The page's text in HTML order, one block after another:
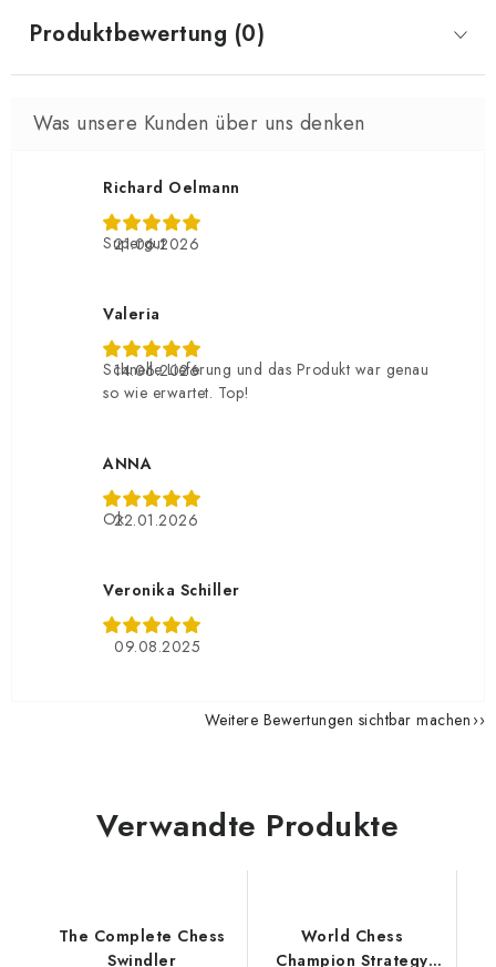
Produktbewertung (0)
Richard Oelmann
21.06.2026
Supergut
Valeria
14.06.2026
Schnelle Lieferung und das Produkt war genau
so wie erwartet. Top!
ANNA
22.01.2026
Ok
Veronika Schiller
09.08.2025
Weitere Bewertungen sichtbar machen
Verwandte Produkte
The Complete Chess
Swindler
World Chess
Champion Strategy